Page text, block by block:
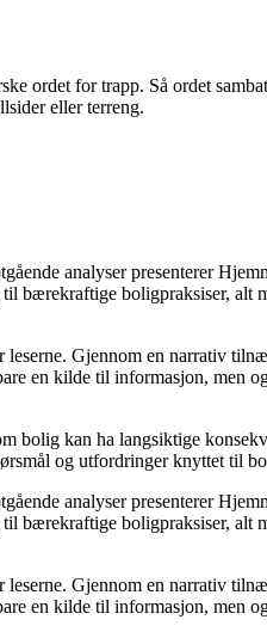
ordet for trapp. Så ordet
eller terreng.
analyser presenterer
bærekraftige boligpraksiser, alt
Gjennom en narrativ
en kilde til informasjon, men
bolig kan ha langsiktige
og utfordringer knyttet til
analyser presenterer
bærekraftige boligpraksiser, alt
Gjennom en narrativ
en kilde til informasjon, men